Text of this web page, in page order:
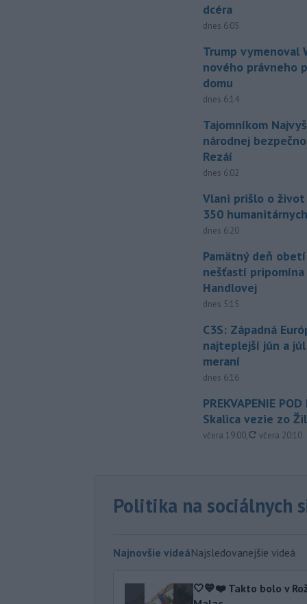
dcéra
dnes 6:05
Trump vymenoval
nového právneho
domu
dnes 6:14
Tajomníkom
národnej
Rezáí
dnes 6:02
Vlani prišlo o
350
dnes 6:20
Pamätný deň
nešťastí
Handlovej
dnes 5:15
C3S: Západná
najteplejší jún a
meraní
dnes 6:16
PREKVAPENIE
Skalica vezie zo
včera 19:00, aktualizované
včera 20:10
Politika na sociálnych
Najnovšie videáNajsledovanejšie videá
🤍💙❤️ Takto bolo v